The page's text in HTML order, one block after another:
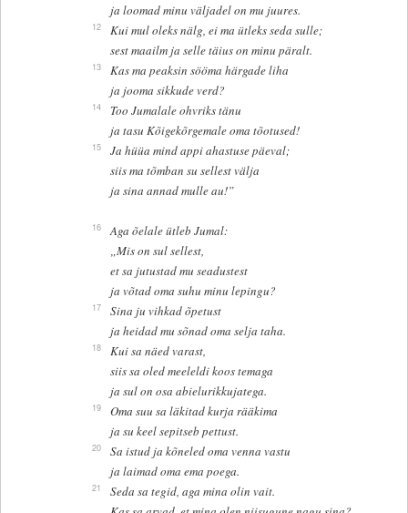
ja loomad minu väljadel on mu juures.
12
Kui mul oleks nälg, ei ma ütleks seda sulle;
sest maailm ja selle täius on minu päralt.
13
Kas ma peaksin sööma härgade liha
ja jooma sikkude verd?
14
Too Jumalale ohvriks tänu
ja tasu Kõigekõrgemale oma tõotused!
15
Ja hüüa mind appi ahastuse päeval;
siis ma tõmban su sellest välja
ja sina annad mulle au!”
16
Aga õelale ütleb Jumal:
„Mis on sul sellest,
et sa jutustad mu seadustest
ja võtad oma suhu minu lepingu?
17
Sina ju vihkad õpetust
ja heidad mu sõnad oma selja taha.
18
Kui sa näed varast,
siis sa oled meeleldi koos temaga
ja sul on osa abielurikkujatega.
19
Oma suu sa läkitad kurja rääkima
ja su keel sepitseb pettust.
20
Sa istud ja kõneled oma venna vastu
ja laimad oma ema poega.
21
Seda sa tegid, aga mina olin vait.